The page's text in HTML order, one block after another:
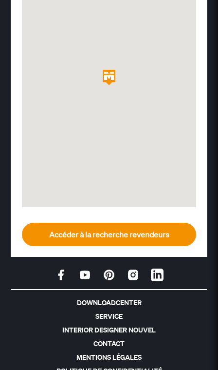
Accéder à la recherche revendeurs
DOWNLOADCENTER
SERVICE
INTERIOR DESIGNER NOUVEL
CONTACT
MENTIONS LÉGALES